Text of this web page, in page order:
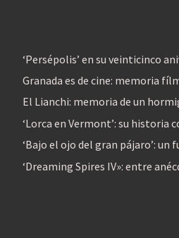
‘Persépolis’ en su veinticinco
Granada es de cine: memoria
El Lianchi: memoria de un
‘Lorca en Vermont’: su historia
‘Bajo el ojo del gran pájaro’: un
‘Dreaming Spires IV»: entre